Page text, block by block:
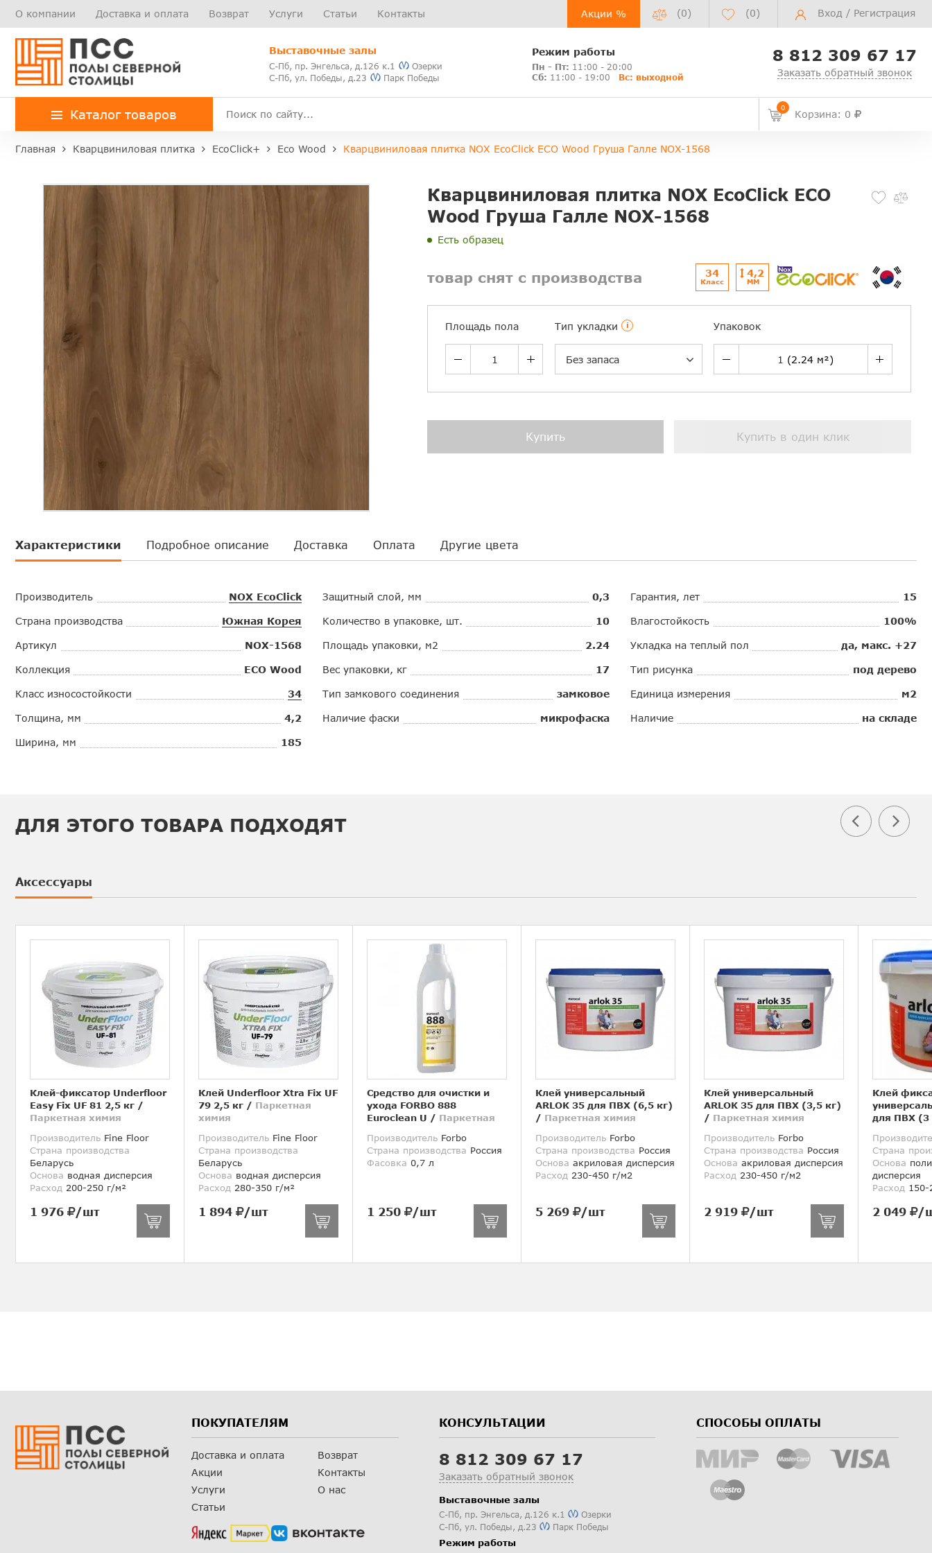
О компании Доставка и оплата Возврат Услуги Статьи Контакты Акции % (0) (0) Вход / Регистрация
Выставочные залы
С-Пб, пр. Энгельса, д.126 к.1
Озерки
С-Пб, ул. Победы, д.23
Парк Победы
Режим работы
Пн - Пт: 11:00 - 20:00
Сб: 11:00 - 19:00 Вс: выходной
8 812 309 67 17
Заказать обратный звонок
Каталог товаров 0
Корзина: 0
Главная Кварцвиниловая плитка EcoClick+ Eco Wood Кварцвиниловая плитка NOX EcoClick ECO Wood Груша Галле NOX-1568
Кварцвиниловая плитка NOX EcoClick ECO
Wood Груша Галле NOX-1568
Есть образец
товар снят с производства 34
Класс
4,2
ММ
Площадь пола Тип укладки i
Без запаса
Упаковок
Купить Купить в один клик
Характеристики Подробное описание Доставка Оплата Другие цвета
Производитель NOX EcoClick
Страна производства Южная Корея
Артикул NOX-1568
Коллекция ECO Wood
Класс износостойкости 34
Толщина, мм 4,2
Ширина, мм 185
Защитный слой, мм 0,3
Количество в упаковке, шт. 10
Площадь упаковки, м2 2.24
Вес упаковки, кг 17
Тип замкового соединения замковое
Наличие фаски микрофаска
Гарантия, лет 15
Влагостойкость 100%
Укладка на теплый пол да, макс. +27
Тип рисунка под дерево
Единица измерения м2
Наличие на складе
ДЛЯ ЭТОГО ТОВАРА ПОДХОДЯТ
Аксессуары
Клей-фиксатор Underfloor
Easy Fix UF 81 2,5 кг /
Паркетная химия
Производитель Fine Floor
Страна производства
Беларусь
Основа водная дисперсия
Расход 200-250 г/м²
1 976 /шт
Клей Underfloor Xtra Fix UF
79 2,5 кг / Паркетная
химия
Производитель Fine Floor
Страна производства
Беларусь
Основа водная дисперсия
Расход 280-350 г/м²
1 894 /шт
Средство для очистки и
ухода FORBO 888
Euroclean U / Паркетная
Производитель Forbo
Страна производства Россия
Фасовка 0,7 л
1 250 /шт
Клей универсальный
ARLOK 35 для ПВХ (6,5 кг)
/ Паркетная химия
Производитель Forbo
Страна производства Россия
Основа акриловая дисперсия
Расход 230-450 г/м2
5 269 /шт
Клей универсальный
ARLOK 35 для ПВХ (3,5 кг)
/ Паркетная химия
Производитель Forbo
Страна производства Россия
Основа акриловая дисперсия
Расход 230-450 г/м2
2 919 /шт
Клей
для ПВХ (3
Страна
Основа
дисперсия
Расход 150-
2 049 /
ПОКУПАТЕЛЯМ
Доставка и оплата
Акции
Услуги
Статьи
Возврат
Контакты
О нас
КОНСУЛЬТАЦИИ
8 812 309 67 17
Заказать обратный звонок
Выставочные залы
С-Пб, пр. Энгельса, д.126 к.1
Озерки
С-Пб, ул. Победы, д.23 Парк Победы
Режим работы
СПОСОБЫ ОПЛАТЫ